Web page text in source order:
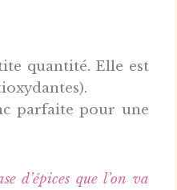
quantité. Elle est
parfaite pour une
d’épices que l’on va